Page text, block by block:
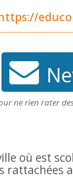
ne rien rater
où est
rattachées